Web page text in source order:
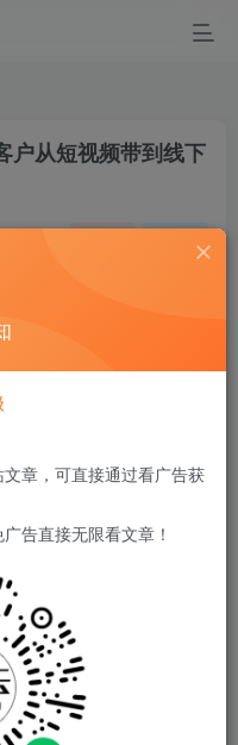
户从短视频带到线下
raise a
碑，它将一直立到太阳冷却之
便分享，涉及较多
要解压密码，请点
视频带到线下门店
章，可直接通过看广告获
告直接无限看文章！